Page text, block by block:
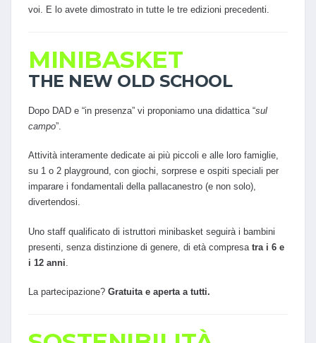
voi. E lo avete dimostrato in tutte le tre edizioni precedenti.
MINIBASKET
THE NEW OLD SCHOOL
Dopo DAD e “in presenza” vi proponiamo una didattica “sul
campo”.
Attività interamente dedicate ai più piccoli e alle loro famiglie,
su 1 o 2 playground, con giochi, sorprese e ospiti speciali per
imparare i fondamentali della pallacanestro (e non solo),
divertendosi.
Uno staff qualificato di istruttori minibasket seguirà i bambini
presenti, senza distinzione di genere, di età compresa tra i 6 e
i 12 anni
La partecipazione? Gratuita e aperta a tutti.